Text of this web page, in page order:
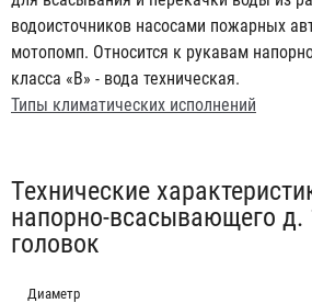
водоисточников насосами пожарных
мотопомп. Относится к рукавам
класса «В» - вода техническая.
Типы климатических исполнений
Табы
Технические
напорно-всасывающего
головок
Диаметр